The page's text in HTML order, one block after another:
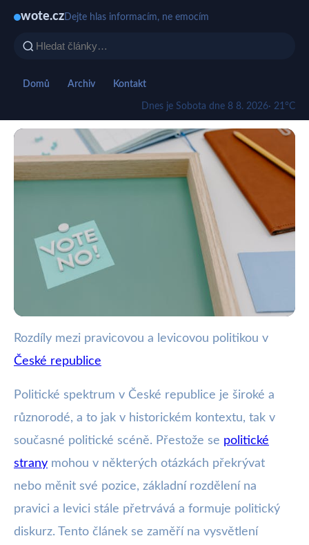
wote.cz Dejte hlas informacím, ne emocím
Domů Archiv Kontakt
Dnes je Sobota dne 8 8. 2026· 21°C
wote.cz
Pravice vs. Levice v ČR: Klíčové
Rozdíly a Politický Vliv
· 4 min čtení · Autor: Marek Zelený
Rozdíly mezi pravicovou a levicovou politikou v
České republice
Politické spektrum v České republice je široké a
různorodé, a to jak v historickém kontextu, tak v
současné politické scéně. Přestože se politické
strany mohou v některých otázkách překrývat
nebo měnit své pozice, základní rozdělení na
pravici a levici stále přetrvává a formuje politický
diskurz. Tento článek se zaměří na vysvětlení